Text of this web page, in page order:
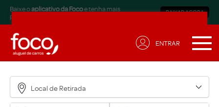
para sua necessidade!
Nome*
Baixe oaplicativo da Focoe tenha mais
praticidade.
BAIXAR AGORA
ENTRAR
Local de Retirada